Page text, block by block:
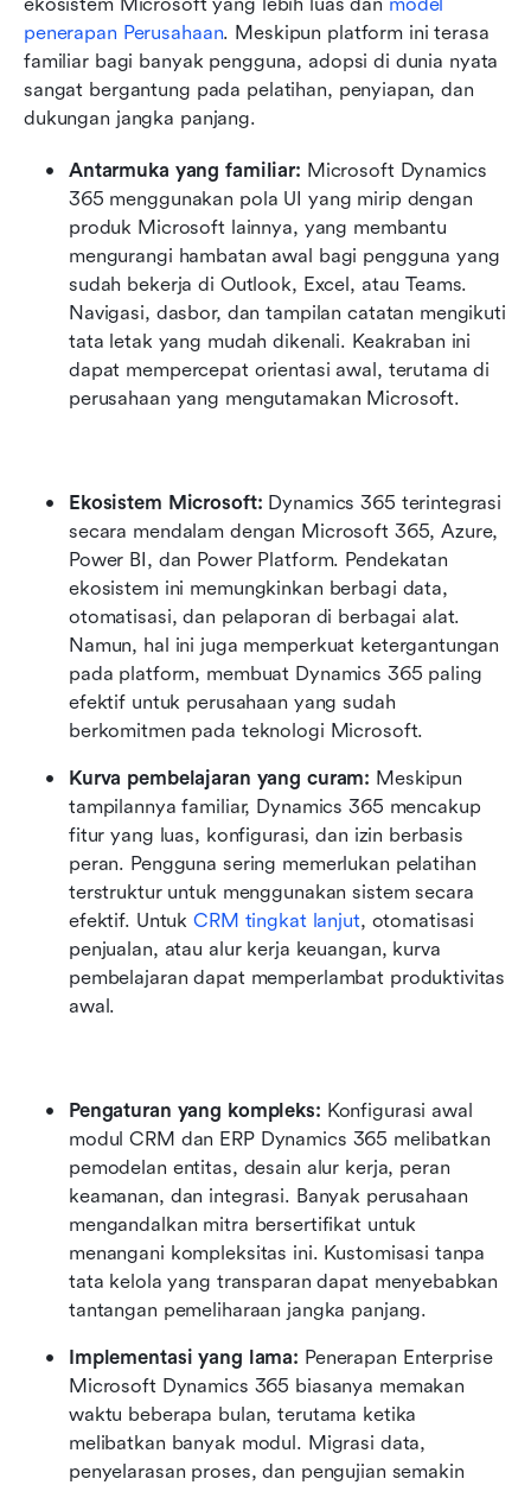
ekosistem Microsoft yang lebih luas dan model
penerapan Perusahaan. Meskipun platform ini terasa
familiar bagi banyak pengguna, adopsi di dunia nyata
sangat bergantung pada pelatihan, penyiapan, dan
dukungan jangka panjang.
Antarmuka yang familiar: Microsoft Dynamics
365 menggunakan pola UI yang mirip dengan
produk Microsoft lainnya, yang membantu
mengurangi hambatan awal bagi pengguna yang
sudah bekerja di Outlook, Excel, atau Teams.
Navigasi, dasbor, dan tampilan catatan mengikuti
tata letak yang mudah dikenali. Keakraban ini
dapat mempercepat orientasi awal, terutama di
perusahaan yang mengutamakan Microsoft.
Ekosistem Microsoft: Dynamics 365 terintegrasi
secara mendalam dengan Microsoft 365, Azure,
Power BI, dan Power Platform. Pendekatan
ekosistem ini memungkinkan berbagi data,
otomatisasi, dan pelaporan di berbagai alat.
Namun, hal ini juga memperkuat ketergantungan
pada platform, membuat Dynamics 365 paling
efektif untuk perusahaan yang sudah
berkomitmen pada teknologi Microsoft.
Kurva pembelajaran yang curam: Meskipun
tampilannya familiar, Dynamics 365 mencakup
fitur yang luas, konfigurasi, dan izin berbasis
peran. Pengguna sering memerlukan pelatihan
terstruktur untuk menggunakan sistem secara
efektif. Untuk CRM tingkat lanjut, otomatisasi
penjualan, atau alur kerja keuangan, kurva
pembelajaran dapat memperlambat produktivitas
awal.
Pengaturan yang kompleks: Konfigurasi awal
modul CRM dan ERP Dynamics 365 melibatkan
pemodelan entitas, desain alur kerja, peran
keamanan, dan integrasi. Banyak perusahaan
mengandalkan mitra bersertifikat untuk
menangani kompleksitas ini. Kustomisasi tanpa
tata kelola yang transparan dapat menyebabkan
tantangan pemeliharaan jangka panjang.
Implementasi yang lama: Penerapan Enterprise
Microsoft Dynamics 365 biasanya memakan
waktu beberapa bulan, terutama ketika
melibatkan banyak modul. Migrasi data,
penyelarasan proses, dan pengujian semakin